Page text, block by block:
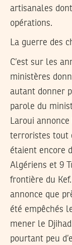
artisanales
opérations.
La guerre des
C’est sur les
ministères
autant donner
parole du
Laroui
terroristes tout
étaient encore
Algériens et 9
frontière du
annonce que
été empêchés
mener le
pourtant peu